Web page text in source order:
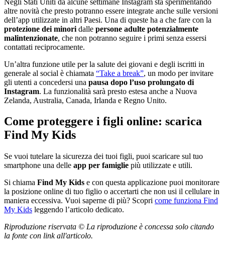
altre novità che presto potranno essere integrate anche sulle versioni
dell’app utilizzate in altri Paesi. Una di queste ha a che fare con la
protezione dei minori dalle persone adulte potenzialmente
malintenzionate, che non potranno seguire i primi senza essersi
contattati reciprocamente.
Un’altra funzione utile per la salute dei giovani e degli iscritti in
generale al social è chiamata “Take a break”, un modo per invitare
gli utenti a concedersi una pausa dopo l’uso prolungato di
Instagram. La funzionalità sarà presto estesa anche a Nuova
Zelanda, Australia, Canada, Irlanda e Regno Unito.
Come proteggere i figli online: scarica
Find My Kids
Se vuoi tutelare la sicurezza dei tuoi figli, puoi scaricare sul tuo
smartphone una delle app per famiglie più utilizzate e utili.
Si chiama Find My Kids e con questa applicazione puoi monitorare
la posizione online di tuo figlio o accertarti che non usi il cellulare in
maniera eccessiva. Vuoi saperne di più? Scopri come funziona Find
My Kids leggendo l’articolo dedicato.
Riproduzione riservata © La riproduzione è concessa solo citando
la fonte con link all'articolo.